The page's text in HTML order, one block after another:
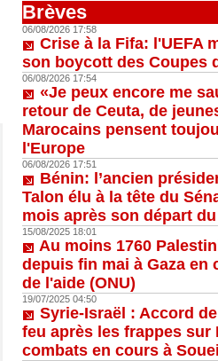
Brèves
06/08/2026 17:58
Crise à la Fifa: l'UEFA
son boycott des Coupes
06/08/2026 17:54
«Je peux encore me
retour de Ceuta, de
Marocains pensent
l'Europe
06/08/2026 17:51
Bénin: l’ancien
Talon élu à la tête du
mois après son départ
15/08/2025 18:01
Au moins 1760
depuis fin mai à Gaza en
de l'aide (ONU)
19/07/2025 04:50
Syrie-Israël : Accord
feu après les frappes sur
combats en cours à